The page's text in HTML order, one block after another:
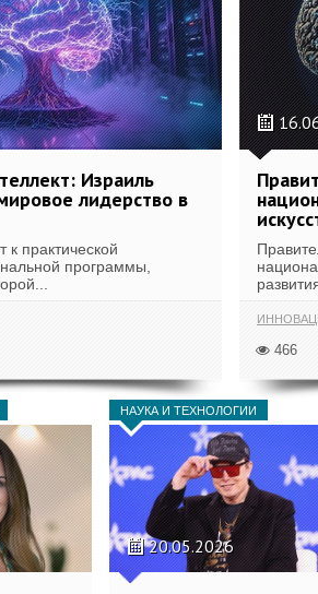
Израиль
лидерство в
к практической
программы,
466
НАУКА И ТЕХНОЛОГИИ
20.05.2026